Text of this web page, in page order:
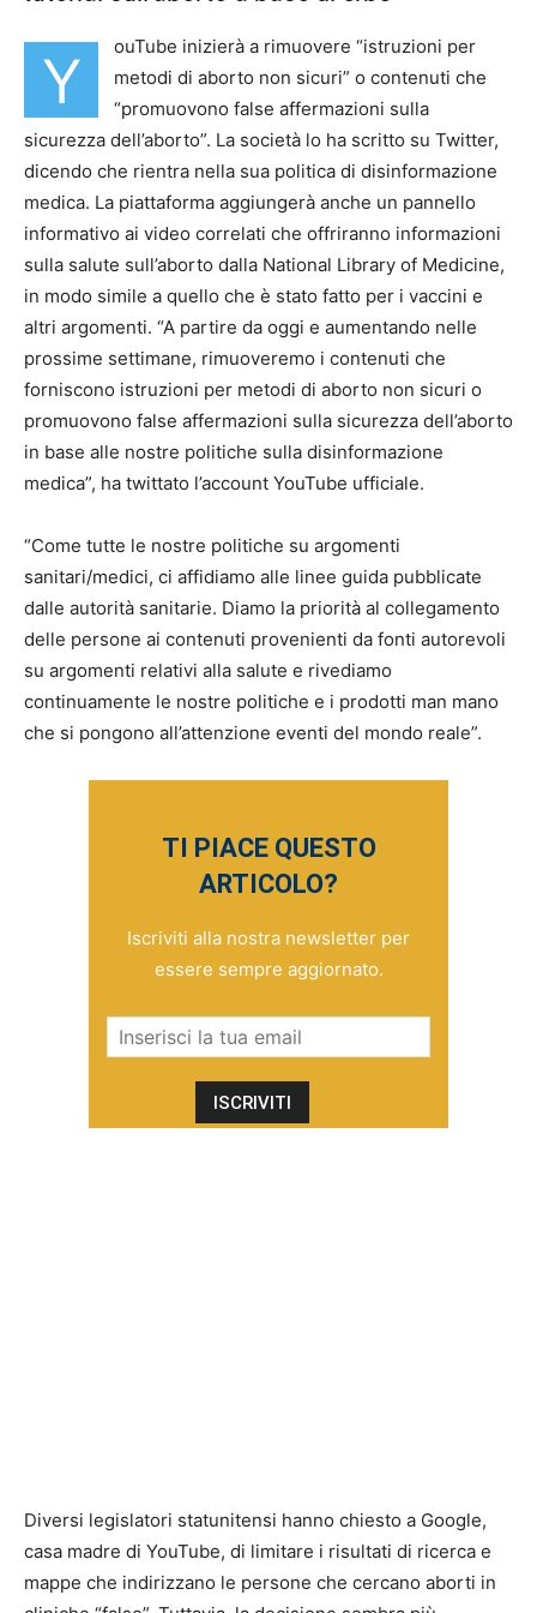
Y
ouTube inizierà a rimuovere “istruzioni per
metodi di aborto non sicuri” o contenuti che
“promuovono false affermazioni sulla
sicurezza dell’aborto”. La società lo ha scritto su Twitter,
dicendo che rientra nella sua politica di disinformazione
medica. La piattaforma aggiungerà anche un pannello
informativo ai video correlati che offriranno informazioni
sulla salute sull’aborto dalla National Library of Medicine,
in modo simile a quello che è stato fatto per i vaccini e
altri argomenti. “A partire da oggi e aumentando nelle
prossime settimane, rimuoveremo i contenuti che
forniscono istruzioni per metodi di aborto non sicuri o
promuovono false affermazioni sulla sicurezza dell’aborto
in base alle nostre politiche sulla disinformazione
medica”, ha twittato l’account YouTube ufficiale.
“Come tutte le nostre politiche su argomenti
sanitari/medici, ci affidiamo alle linee guida pubblicate
dalle autorità sanitarie. Diamo la priorità al collegamento
delle persone ai contenuti provenienti da fonti autorevoli
su argomenti relativi alla salute e rivediamo
continuamente le nostre politiche e i prodotti man mano
che si pongono all’attenzione eventi del mondo reale”.
TI PIACE QUESTO
ARTICOLO?
Iscriviti alla nostra newsletter per
essere sempre aggiornato.
Diversi legislatori statunitensi hanno chiesto a Google,
casa madre di YouTube, di limitare i risultati di ricerca e
mappe che indirizzano le persone che cercano aborti in